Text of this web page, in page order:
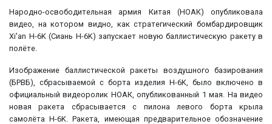
Народно-освободительная армия Китая (НОАК) опубликовала
видео, на котором видно, как стратегический бомбардировщик
Xi'an H-6K (Сиань H-6K) запускает новую баллистическую ракету в
полёте.
Изображение баллистической ракеты воздушного базирования
(БРВБ), сбрасываемой с борта изделия H-6K, было включено в
официальный видеоролик НОАК, опубликованный 1 мая. На видео
новая ракета сбрасывается с пилона левого борта крыла
самолёта H-6K. Ракета, имеющая предварительное обозначение